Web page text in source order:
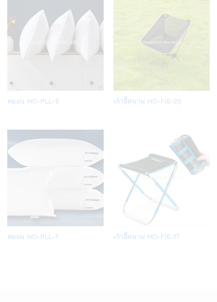
Add
list
หมอน HO-PLL-5
Add
เก้าอี้สนาม HO-FIE-20
Add
หมอน HO-PLL-7
Add
เก้าอี้สนาม HO-FIE-17